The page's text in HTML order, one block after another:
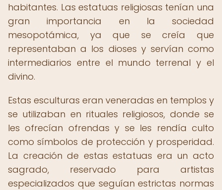
habitantes. Las estatuas religiosas tenían una
gran importancia en la sociedad
mesopotámica, ya que se creía que
representaban a los dioses y servían como
intermediarios entre el mundo terrenal y el
divino.
Estas esculturas eran veneradas en templos y
se utilizaban en rituales religiosos, donde se
les ofrecían ofrendas y se les rendía culto
como símbolos de protección y prosperidad.
La creación de estas estatuas era un acto
sagrado, reservado para artistas
especializados que seguían estrictas normas